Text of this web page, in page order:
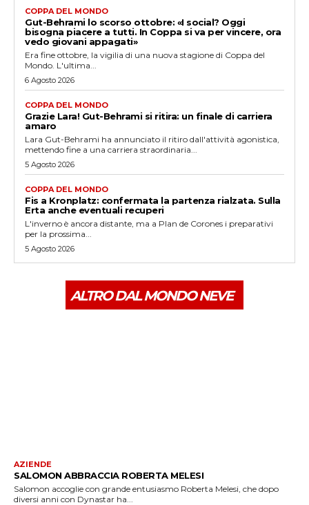
COPPA DEL MONDO
Gut-Behrami lo scorso ottobre: «I social? Oggi
bisogna piacere a tutti. In Coppa si va per vincere, ora
vedo giovani appagati»
Era fine ottobre, la vigilia di una nuova stagione di Coppa del
Mondo. L'ultima...
6 Agosto 2026
COPPA DEL MONDO
Grazie Lara! Gut-Behrami si ritira: un finale di carriera
amaro
Lara Gut-Behrami ha annunciato il ritiro dall'attività agonistica,
mettendo fine a una carriera straordinaria...
5 Agosto 2026
COPPA DEL MONDO
Fis a Kronplatz: confermata la partenza rialzata. Sulla
Erta anche eventuali recuperi
L'inverno è ancora distante, ma a Plan de Corones i preparativi
per la prossima...
5 Agosto 2026
ALTRO DAL MONDO NEVE
AZIENDE
SALOMON ABBRACCIA ROBERTA MELESI
Salomon accoglie con grande entusiasmo Roberta Melesi, che dopo
diversi anni con Dynastar ha...